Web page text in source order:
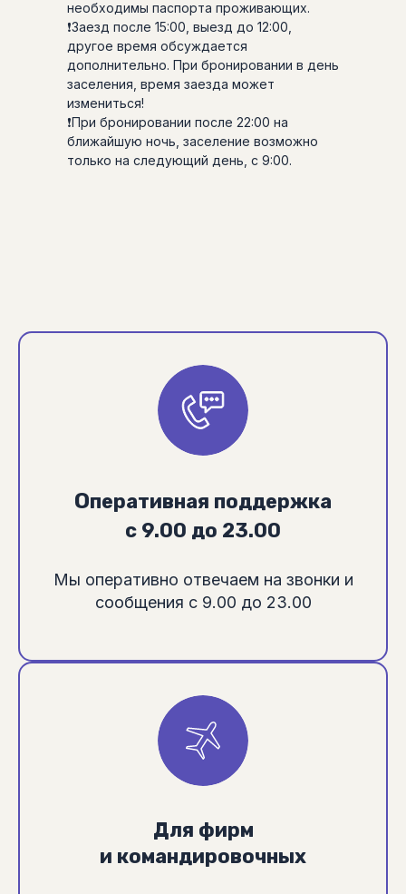
необходимы паспорта проживающих.
❗Заезд после 15:00, выезд до 12:00,
другое время обсуждается
дополнительно. При бронировании в день
заселения, время заезда может
измениться!
❗При бронировании после 22:00 на
ближайшую ночь, заселение возможно
только на следующий день, с 9:00.
Оперативная поддержка
с 9.00 до 23.00
Мы оперативно отвечаем на звонки и
сообщения с 9.00 до 23.00
Для фирм
и командировочных